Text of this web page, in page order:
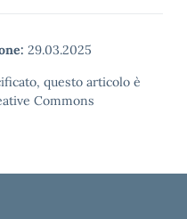
29.03.2025
questo articolo è
Commons